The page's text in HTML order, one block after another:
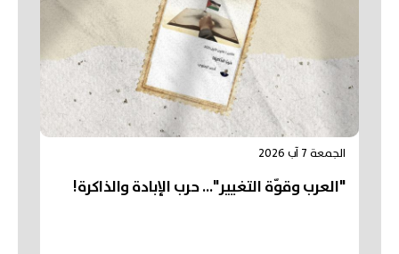
الجمعة 7 آب 2026
"العرب وقوّة التغيير"... حرب الإبادة والذاكرة!